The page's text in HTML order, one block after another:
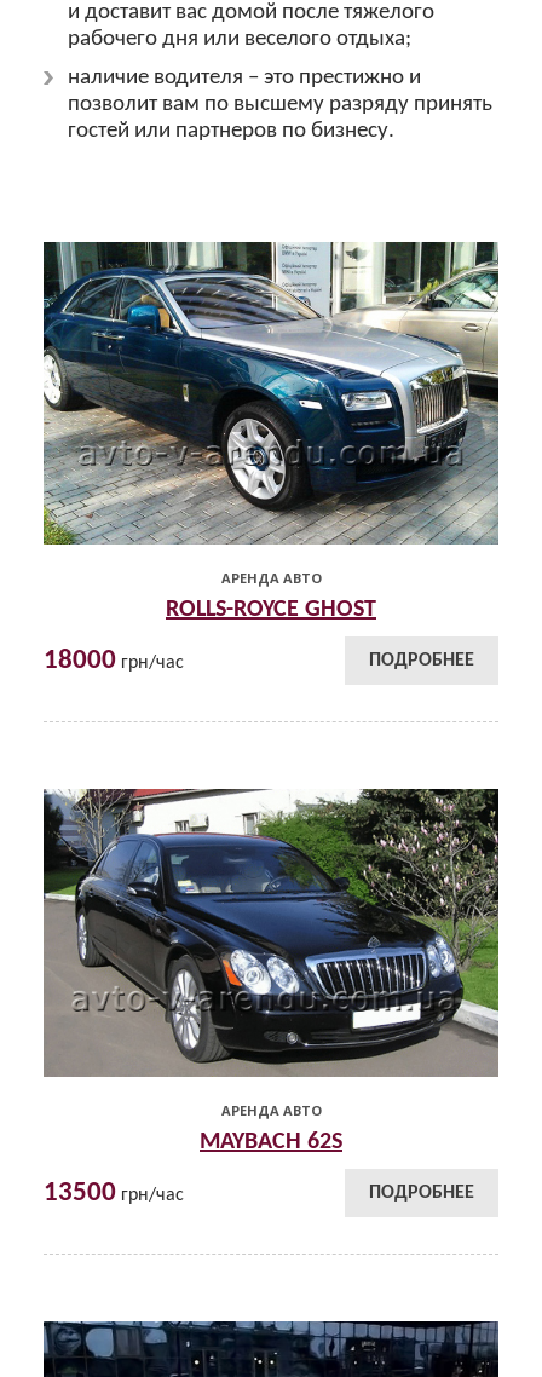
и доставит вас домой после тяжелого
рабочего дня или веселого отдыха;
наличие водителя – это престижно и
позволит вам по высшему разряду принять
гостей или партнеров по бизнесу.
АРЕНДА АВТО
ROLLS-ROYCE GHOST
18000 грн/час ПОДРОБНЕЕ
АРЕНДА АВТО
MAYBACH 62S
13500 грн/час ПОДРОБНЕЕ